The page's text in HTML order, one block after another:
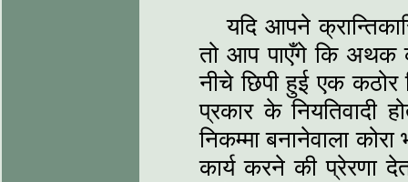
यदि आपने
तो आप पाएँगे कि अथक
नीचे छिपी हुई एक कठोर
प्रकार के नियतिवादी
निकम्मा बनानेवाला
कार्य करने की प्रेरणा